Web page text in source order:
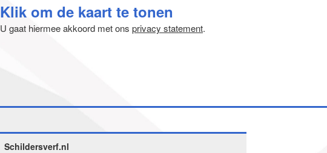
Klik om de kaart te tonen
U gaat hiermee akkoord met ons privacy statement.
Schildersverf.nl